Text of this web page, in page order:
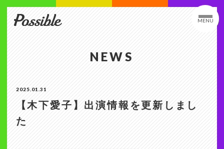
MENU
NEWS
2025.01.31
【木下愛子】出演情報を更新しまし
た